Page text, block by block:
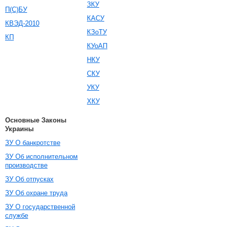
П(С)БУ
КВЭД-2010
КП
ЗКУ
КАСУ
КЗоТУ
КУоАП
НКУ
СКУ
УКУ
ХКУ
Основные Законы
Украины
ЗУ О банкротстве
ЗУ Об исполнительном
производстве
ЗУ Об отпусках
ЗУ Об охране труда
ЗУ О государственной
службе